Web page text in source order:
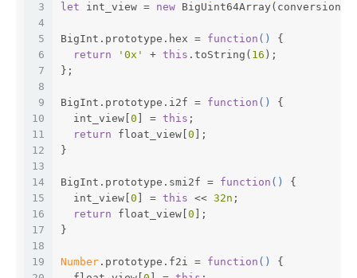
3
4
5
6
7
8
9
10
11
12
13
14
15
16
17
18
19
let int_view = new
BigInt.prototype.hex = function ( ) {
return
'0x' + this .toString( 16 );
};
BigInt.prototype.i2f = function ( ) {
  int_view[
0 ] = this ;
return float_view[ 0 ];
}
BigInt.prototype.smi2f = function ( ) {
  int_view[
0 ] = this << 32n ;
return float_view[ 0 ];
}
Number .prototype.f2i = function ( ) {